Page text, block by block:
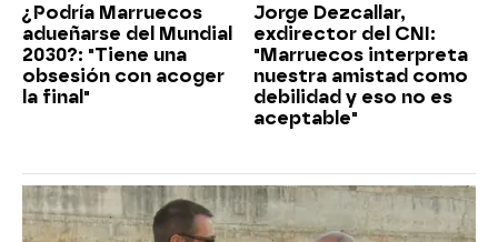
¿Podría Marruecos
adueñarse del Mundial
2030?: "Tiene una
obsesión con acoger
la final"
Jorge Dezcallar,
exdirector del CNI:
"Marruecos interpreta
nuestra amistad como
debilidad y eso no es
aceptable"